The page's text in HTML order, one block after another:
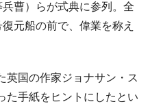
曹）らが式典に参列。全
元船の前で、偉業を称え
国の作家ジョナサン・ス
た手紙をヒントにしたとい